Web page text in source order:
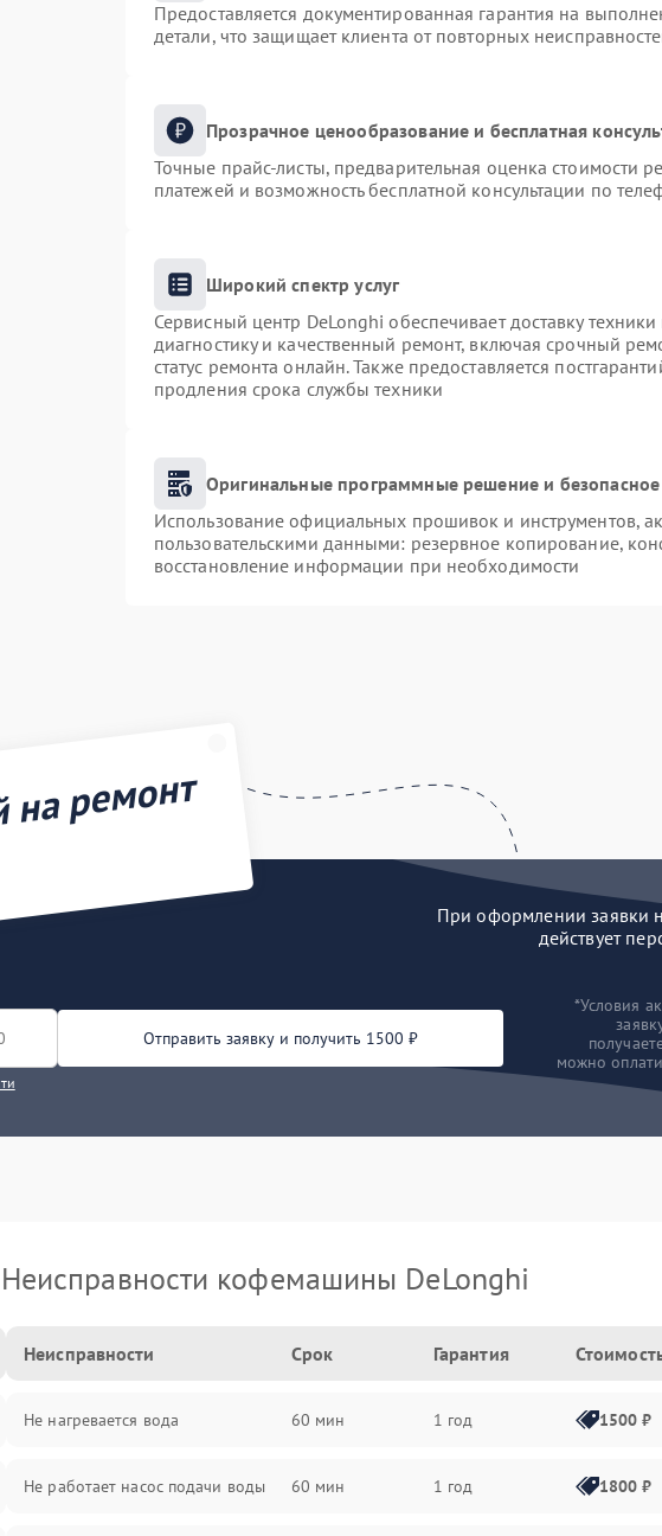
Предоставляется документированная гарантия на
детали, что защищает клиента от повторных
Прозрачное ценообразование и бесплатная
Точные прайс-листы, предварительная оценка стоимости
платежей и возможность бесплатной консультации по
Широкий спектр услуг
Сервисный центр DeLonghi обеспечивает доставку
диагностику и качественный ремонт, включая срочный
статус ремонта онлайн. Также предоставляется
продления срока службы техники
Оригинальные программные решение и
Использование официальных прошивок и инструментов,
пользовательскими данными: резервное копирование,
восстановление информации при необходимости
ремонт
При оформлении заявки
действует
Отправить заявку и получить 1500 ₽
*Условия
можно
Неисправности кофемашины DeLonghi
Неисправности Срок Гарантия
Не нагревается вода 60 мин 1 год 1500 ₽
Не работает насос подачи воды 60 мин 1 год 1800 ₽